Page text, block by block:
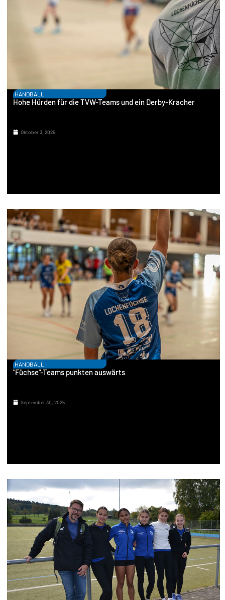
HANDBALL
Hohe Hürden für die TVW-Teams und ein Derby-Kracher
Oktober 3, 2025
HANDBALL
"Füchse"-Teams punkten auswärts
September 30, 2025